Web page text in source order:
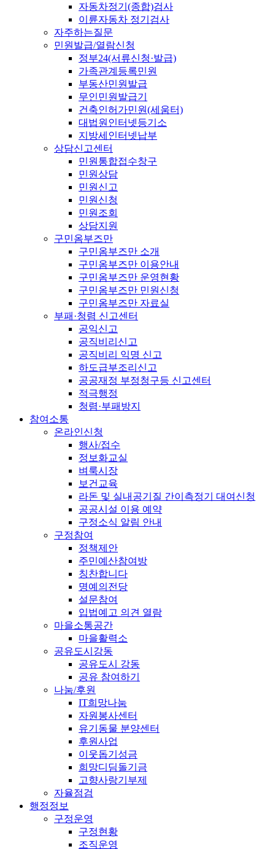
자동차정기(종합)검사
이륜자동차 정기검사
자주하는질문
민원발급/열람신청
정부24(서류신청·발급)
가족관계등록민원
부동산민원발급
무인민원발급기
건축인허가민원(세움터)
대법원인터넷등기소
지방세인터넷납부
상담신고센터
민원통합접수창구
민원상담
민원신고
민원신청
민원조회
상담지원
구민옴부즈만
구민옴부즈만 소개
구민옴부즈만 이용안내
구민옴부즈만 운영현황
구민옴부즈만 민원신청
구민옴부즈만 자료실
부패·청렴 신고센터
공익신고
공직비리신고
공직비리 익명 신고
하도급부조리신고
공공재정 부정청구등 신고센터
적극행정
청렴·부패방지
참여소통
온라인신청
행사/접수
정보화교실
벼룩시장
보건교육
라돈 및 실내공기질 간이측정기 대여신청
공공시설 이용 예약
구정소식 알림 안내
구정참여
정책제안
주민예산참여방
칭찬합니다
명예의전당
설문참여
입법예고 의견 열람
마을소통공간
마을활력소
공유도시강동
공유도시 강동
공유 참여하기
나눔/후원
IT희망나눔
자원봉사센터
유기동물 분양센터
후원사업
이웃돕기성금
희망디딤돌기금
고향사랑기부제
자율점검
행정정보
구정운영
구정현황
조직운영